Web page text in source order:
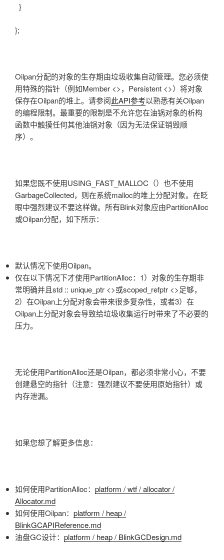
}
};
Oilpan分配的对象的生存期由垃圾收集自动管理。您必须使
用特殊的指针（例如Member <>，Persistent <>）将对象
保存在Oilpan的堆上。请参阅此API参考以熟悉有关Oilpan
的编程限制。最重要的限制是不允许您在油锅对象的析构
函数中触摸任何其他油锅对象（因为无法保证销毁顺
序）。
如果您既不使用USING_FAST_MALLOC（）也不使用
GarbageCollected，则在系统malloc的堆上分配对象。在眨
眼中强烈建议不要这样做。所有Blink对象应由PartitionAlloc
或Oilpan分配，如下所示：
默认情况下使用Oilpan。
仅在以下情况下才使用PartitionAlloc：1）对象的生存期非
常明确并且std :: unique_ptr <>或scoped_refptr <>足够，
2）在Oilpan上分配对象会带来很多复杂性，或者3）在
Oilpan上分配对象会导致给垃圾收集运行时带来了不必要的
压力。
无论使用PartitionAlloc还是Oilpan，都必须非常小心，不要
创建悬空的指针（注意：强烈建议不要使用原始指针）或
内存泄漏。
如果您想了解更多信息：
如何使用PartitionAlloc： platform / wtf / allocator /
Allocator.md
如何使用Oilpan： platform / heap /
BlinkGCAPIReference.md
油盘GC设计： platform / heap / BlinkGCDesign.md